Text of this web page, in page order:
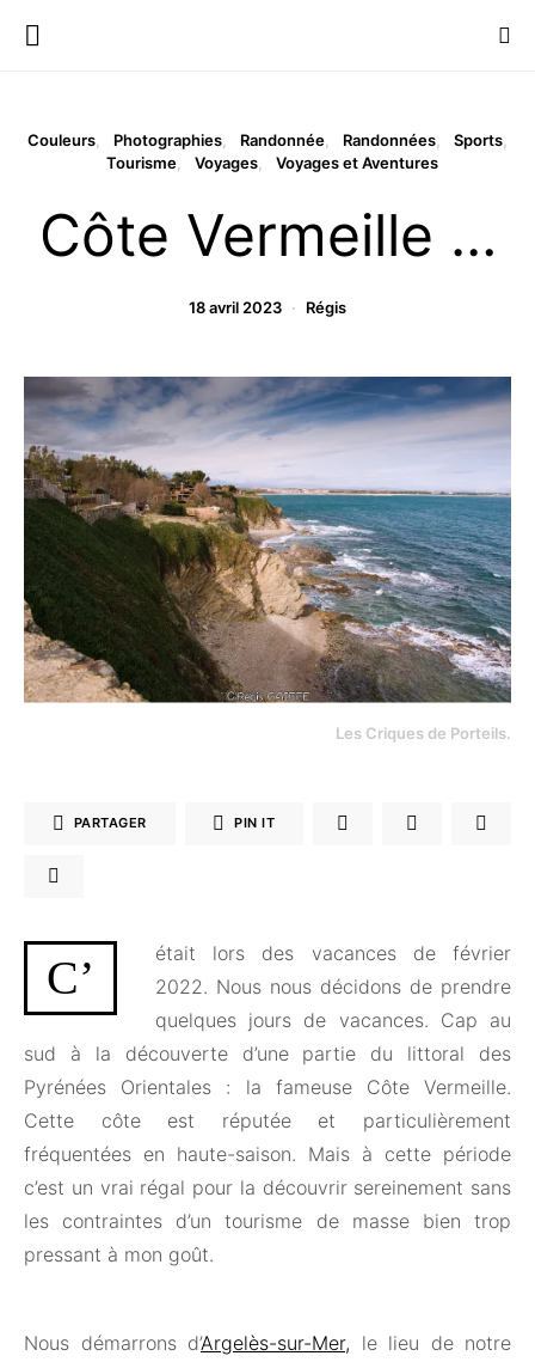
Couleurs Photographies Randonnée Randonnées
Sports
Tourisme
Voyages Voyages et Aventures
Côte Vermeille …
18 avril 2023 Régis
Les Criques de Porteils.
PARTAGER PIN IT
C’
était lors des vacances de février
2022. Nous nous décidons de prendre
quelques jours de vacances. Cap au
sud à la découverte d’une partie du littoral des
Pyrénées Orientales : la fameuse Côte Vermeille.
Cette côte est réputée et particulièrement
fréquentées en haute-saison. Mais à cette période
c’est un vrai régal pour la découvrir sereinement sans
les contraintes d’un tourisme de masse bien trop
pressant à mon goût.
Nous démarrons d’Argelès-sur-Mer, le lieu de notre